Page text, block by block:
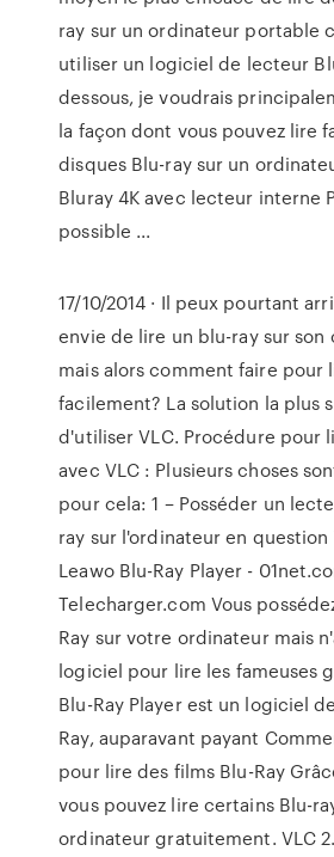
ray sur un ordinateur portable
utiliser un logiciel de lecteur
dessous, je voudrais
la façon dont vous pouvez lire
disques Blu-ray sur un
Bluray 4K avec lecteur interne
possible ...
17/10/2014 · Il peux pourtant
envie de lire un blu-ray sur son
mais alors comment faire pour
facilement? La solution la plus
d'utiliser VLC. Procédure pour
avec VLC : Plusieurs choses
pour cela: 1 – Posséder un
ray sur l'ordinateur en
Leawo Blu-Ray Player -
Telecharger.com Vous
Ray sur votre ordinateur mais
logiciel pour lire les fameuses
Blu-Ray Player est un logiciel
Ray, auparavant payant
pour lire des films Blu-Ray
vous pouvez lire certains Blu-
ordinateur gratuitement. VLC